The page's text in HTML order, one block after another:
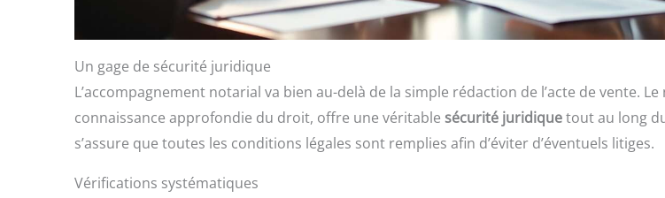
Un gage de sécurité juridique
L’accompagnement notarial va bien au-delà de la simple rédaction de l’acte de vente.
connaissance approfondie du droit, offre une véritable sécurité juridiquetout au long
s’assure que toutes les conditions légales sont remplies afin d’éviter d’éventuels litiges.
Vérifications systématiques